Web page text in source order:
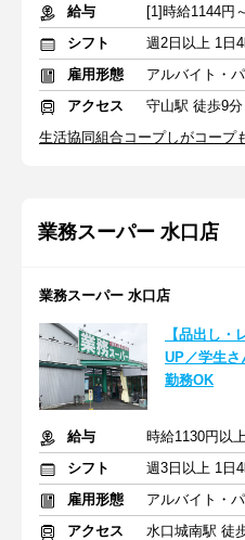
給与
シフト
週2日以上 1日
雇用形態
アルバイト・
アクセス
守山駅 徒歩9分
生活協同組合コープしがコープ
業務スーパー 水口店
業務スーパー 水口店
【品出し・
UP／学生さ
勤務OK
給与
シフト
雇用形態
アルバイト・
アクセス
水口城南駅 徒